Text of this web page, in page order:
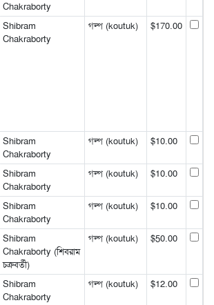
Chakraborty
Shibram
Chakraborty
গল্প (koutuk) $170.00
Shibram
Chakraborty
গল্প (koutuk) $10.00
Shibram
Chakraborty
গল্প (koutuk) $10.00
Shibram
Chakraborty
গল্প (koutuk) $10.00
Shibram
Chakraborty (শিবরাম
চক্রবর্তী)
গল্প (koutuk) $50.00
Shibram
Chakraborty
গল্প (koutuk) $12.00